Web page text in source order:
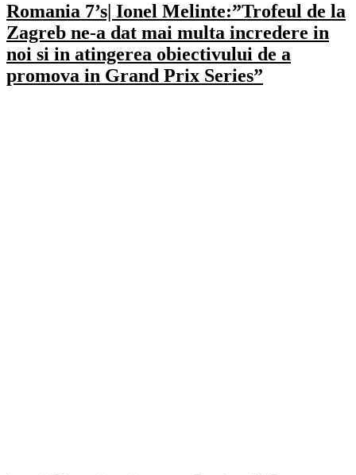
Romania 7’s| Ionel Melinte:”Trofeul de la
Zagreb ne-a dat mai multa incredere in
noi si in atingerea obiectivului de a
promova in Grand Prix Series”